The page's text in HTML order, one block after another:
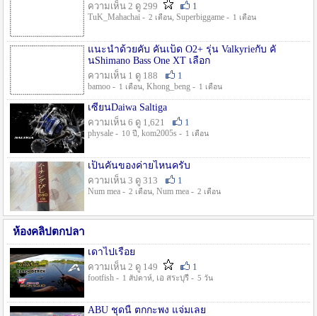
ความเห็น 2 ดู 299
1
TuK_Mahachai - 2 เดือน, Superbiggame - 1 เดือน
แนะนำด้วยคับ คันเบ็ด O2+ รุ่น Valkyrieกับ คั
นShimano Bass One XT เลือก
ความเห็น 1 ดู 188
1
bamoo - 1 เดือน, Khong_beng - 1 เดือน
เซียนDaiwa Saltiga
ความเห็น 6 ดู 1,621
1
physale - 10 ปี , kom2005s - 1 เดือน
เป็นคันของค่ายไหนครับ
ความเห็น 3 ดู 313
1
Num mea - 2 เดือน, Num mea - 2 เดือน
ห้องคลิปตกปลา
เดาไปเรื่อย
ความเห็น 2 ดู 149
1
footfish - 1 สัปดาห์, เอ สระบุรี - 5 วัน
ABU ชุดนี้ ตกกะพง แจ่มเลย